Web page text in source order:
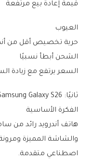
قيمة إعادة بيع مرتفعة
العيوب
حرية تخصيص أقل من
الشحن أبطأ نسبيًا
السعر يرتفع مع زيادة
ثانيًا: Samsung Galaxy S26
الفكرة الأساسية
هاتف أندرويد رائد من
والشاشة المميزة
اصطناعي متقدمة.